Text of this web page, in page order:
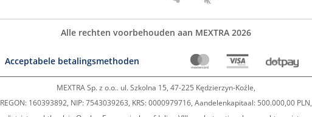
Alle rechten voorbehouden aan MEXTRA 2026
Acceptabele betalingsmethoden
MEXTRA Sp. z o.o.. ul. Szkolna 15, 47-225 Kędzierzyn-Koźle,
REGON: 160393892, NIP: 7543039263, KRS: 0000979716, Aandelenkapitaal: 500.000,00 PLN,